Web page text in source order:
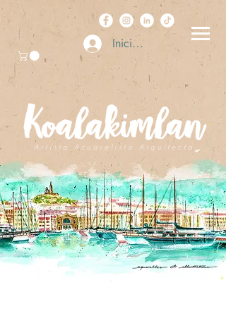
Iniciar sesión
A r t i s t a . A c u a r e l i s t a . A r q u i t e c t a